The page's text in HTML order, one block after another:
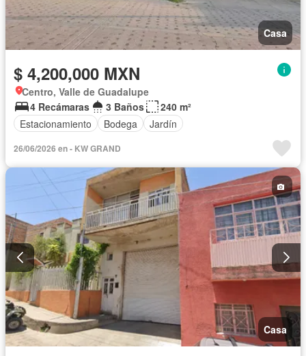
Casa
$ 4,200,000 MXN
Centro, Valle de Guadalupe
4 Recámaras
3 Baños
240 m²
Estacionamiento
Bodega Jardín
26/06/2026 en - KW GRAND
Casa